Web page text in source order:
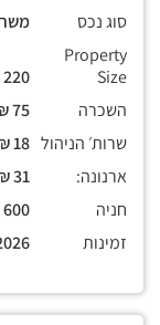
סוג נכס
Property
Size
השכרה
שרות׳ הניהול
ארנונה:
חניה
זמינות